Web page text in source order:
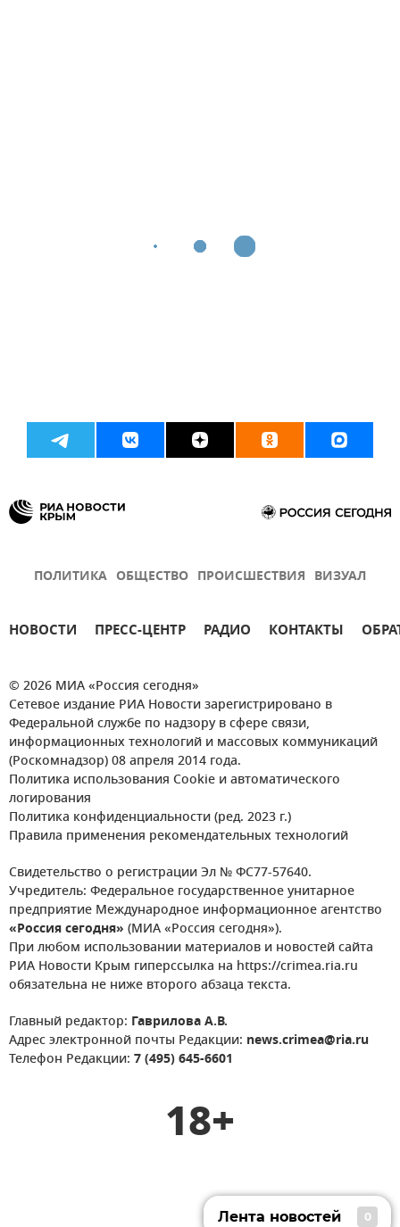
ПОЛИТИКА ОБЩЕСТВО ПРОИСШЕСТВИЯ ВИЗУАЛ
НОВОСТИ ПРЕСС-ЦЕНТР РАДИО КОНТАКТЫ
© 2026 МИА «Россия сегодня»
Сетевое издание РИА Новости зарегистрировано в
Федеральной службе по надзору в сфере связи,
информационных технологий и массовых коммуникаций
(Роскомнадзор) 08 апреля 2014 года.
Политика использования Cookie и автоматического
логирования
Политика конфиденциальности (ред. 2023 г.)
Правила применения рекомендательных технологий
Свидетельство о регистрации Эл № ФС77-57640.
Учредитель: Федеральное государственное унитарное
предприятие Международное информационное агентство
«Россия сегодня» (МИА «Россия сегодня»).
При любом использовании материалов и новостей сайта
РИА Новости Крым гиперссылка на https://crimea.ria.ru
обязательна не ниже второго абзаца текста.
Главный редактор: Гаврилова А.В.
Адрес электронной почты Редакции: news.crimea@ria.ru
Телефон Редакции: 7 (495) 645-6601
18+
Лента новостей 0